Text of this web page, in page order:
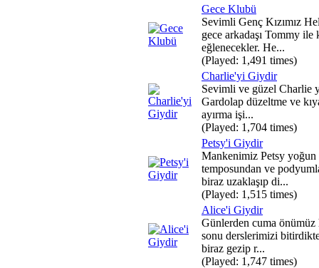
Gece Klubü
Sevimli Genç Kızımız
gece arkadaşı Tommy ile
eğlenecekler. He...
(Played: 1,491 times)
Charlie'yi Giydir
Sevimli ve güzel Charlie
Gardolap düzeltme ve
ayırma işi...
(Played: 1,704 times)
Petsy'i Giydir
Mankenimiz Petsy yoğun
temposundan ve
biraz uzaklaşıp di...
(Played: 1,515 times)
Alice'i Giydir
Günlerden cuma önümüz
sonu derslerimizi
biraz gezip r...
(Played: 1,747 times)